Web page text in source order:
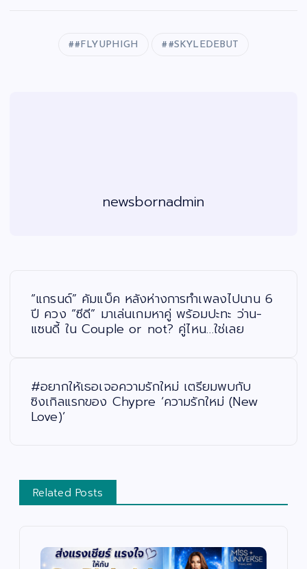
#FLYUPHIGH #SKYLEDEBUT
newsbornadmin
“แกรนด์” คัมแบ็ค หลังห่างการทำเพลงไปนาน 6
ปี ควง “ซีดี” มาเล่นเกมหาคู่ พร้อมปะทะ ว่าน-
แซนดี้ ใน Couple or not? คู่ไหน…ใช่เลย
#อยากให้เธอเจอความรักใหม่ เตรียมพบกับ
ซิงเกิลแรกของ Chypre ‘ความรักใหม่ (New
Love)’
Related Posts